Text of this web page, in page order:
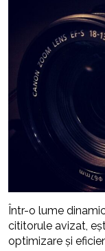
Într-o lume
cititorule avizat,
optimizare și